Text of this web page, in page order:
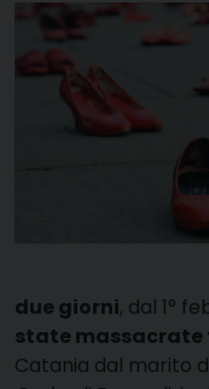
due giorni, dal 1°
state massacrate
Catania dal marito